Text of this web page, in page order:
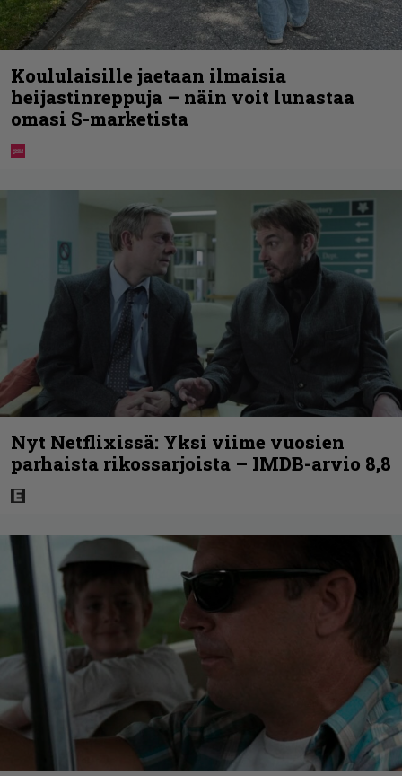
Koululaisille jaetaan ilmaisia
heijastinreppuja – näin voit lunastaa
omasi S-marketista
Nyt Netflixissä: Yksi viime vuosien
parhaista rikossarjoista – IMDB-arvio 8,8